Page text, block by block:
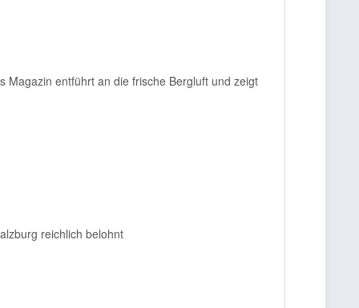
Magazin entführt an die frische Bergluft und zeigt
reichlich belohnt